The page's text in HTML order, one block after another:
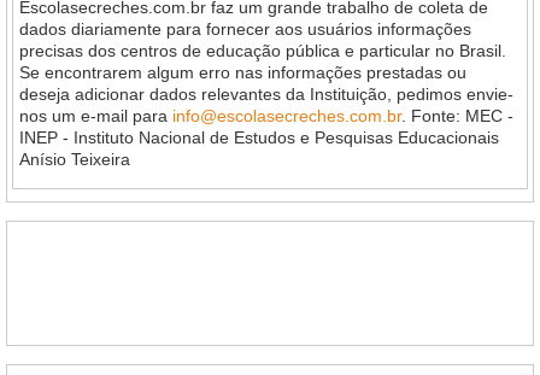
Escolasecreches.com.br faz um grande trabalho de coleta de
dados diariamente para fornecer aos usuários informações
precisas dos centros de educação pública e particular no Brasil.
Se encontrarem algum erro nas informações prestadas ou
deseja adicionar dados relevantes da Instituição, pedimos envie-
nos um e-mail para info@escolasecreches.com.br. Fonte: MEC -
INEP - Instituto Nacional de Estudos e Pesquisas Educacionais
Anísio Teixeira